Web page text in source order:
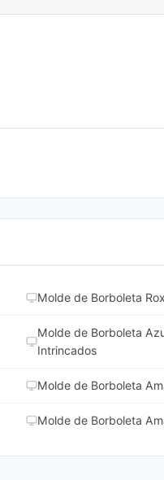
Molde de Borboleta
Molde de Borboleta
Intrincados
Molde de Borboleta
Molde de Borboleta